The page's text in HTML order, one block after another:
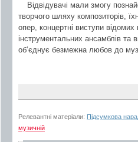
Відвідувачі мали змогу
творчого шляху композиторів,
опер, концертні виступи відомих
інструментальних ансамблів та
об’єднує безмежна любов до
Релевантні матеріали: Підсумкова
музичній